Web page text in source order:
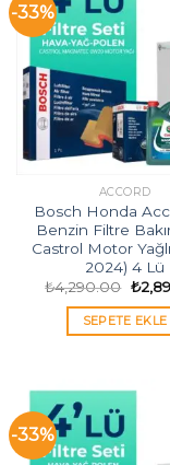
-33%
ACCORD
Bosch Honda
Benzin Filtre
Castrol Motor
2024) 4 Lü
₺4,290.00
fiyat:
₺
SEPETE EKLE
-33%